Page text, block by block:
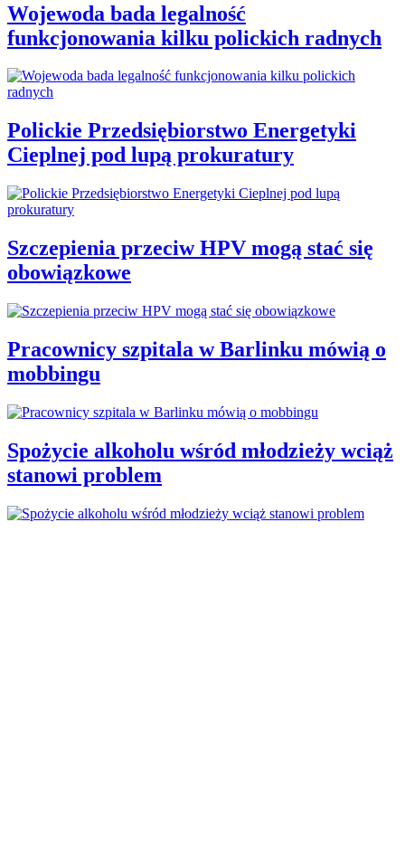
Wojewoda bada legalność
funkcjonowania kilku polickich radnych
Polickie Przedsiębiorstwo Energetyki
Cieplnej pod lupą prokuratury
Szczepienia przeciw HPV mogą stać się
obowiązkowe
Pracownicy szpitala w Barlinku mówią o
mobbingu
Spożycie alkoholu wśród młodzieży wciąż
stanowi problem